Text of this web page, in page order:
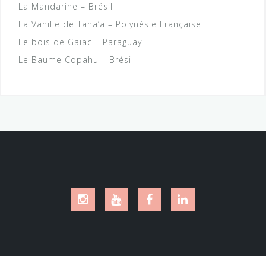
La Mandarine – Brésil
La Vanille de Taha’a – Polynésie Française
Le bois de Gaiac – Paraguay
Le Baume Copahu – Brésil
InstagramYoutube Facebook